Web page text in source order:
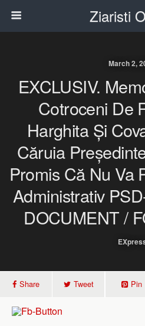
Ziaristi
March 2,
EXCLUSIV.
Cotroceni De
Harghita Și
Căruia
Promis Că Nu Va
Administrativ
DOCUMENT /
Share Tweet Pin